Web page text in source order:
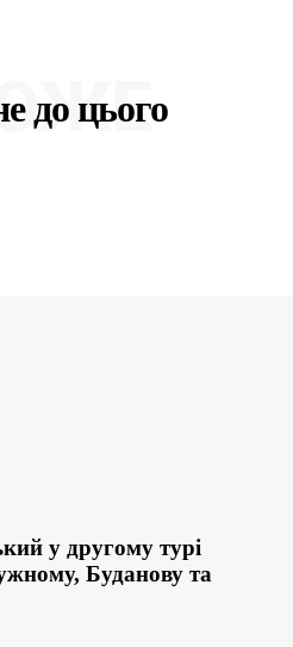
до цього
у другому турі
Буданову та